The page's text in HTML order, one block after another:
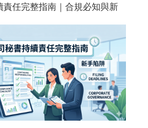
責任完整指南｜合規必知與新